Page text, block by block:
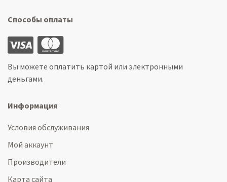
Способы оплаты
Вы можете оплатить картой или электронными
деньгами.
Информация
Условия обслуживания
Мой аккаунт
Производители
Карта сайта